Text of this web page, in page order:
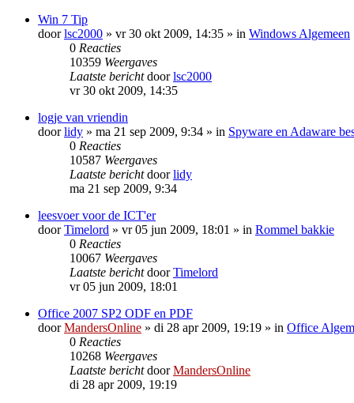
Win 7 Tip
doorlsc2000 » vr 30 okt 2009, 14:35 » in Windows Algemeen
0 Reacties
10359 Weergaves
Laatste berichtdoorlsc2000
vr 30 okt 2009, 14:35
logje van vriendin
doorlidy » ma 21 sep 2009, 9:34 » in Spyware en Adaware
0 Reacties
10587 Weergaves
Laatste berichtdoorlidy
ma 21 sep 2009, 9:34
leesvoer voor de ICT'er
doorTimelord » vr 05 jun 2009, 18:01 » in Rommel bakkie
0 Reacties
10067 Weergaves
Laatste berichtdoorTimelord
vr 05 jun 2009, 18:01
Office 2007 SP2 ODF en PDF
doorMandersOnline » di 28 apr 2009, 19:19 » in Office
0 Reacties
10268 Weergaves
Laatste berichtdoorMandersOnline
di 28 apr 2009, 19:19